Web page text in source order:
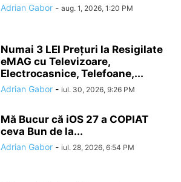
Adrian Gabor - aug. 1, 2026, 1:20 PM
Numai 3 LEI Prețuri la Resigilate
eMAG cu Televizoare,
Electrocasnice, Telefoane,...
Adrian Gabor - iul. 30, 2026, 9:26 PM
Mă Bucur că iOS 27 a COPIAT
ceva Bun de la...
Adrian Gabor - iul. 28, 2026, 6:54 PM